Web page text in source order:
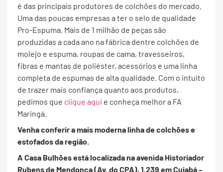
é das principais produtores de colchões do mercado.
Uma das poucas empresas a ter o selo de qualidade
Pro-Espuma. Mais de 1 milhão de peças são
produzidas a cada ano na fábrica dentre colchões de
molejo e espuma, roupas de cama, travesseiros,
fibras e mantas de poliéster, acessórios e uma linha
completa de espumas de alta qualidade. Com o intuito
de trazer mais confiança quanto aos produtos,
pedimos que clique aqui e conheça melhor a FA
Maringá.
Venha conferir a mais moderna linha de colchões e
estofados da região.
A Casa Bulhões está localizada na avenida Historiador
Rubens de Mendonça (Av. do CPA), 1.239 em Cuiabá –